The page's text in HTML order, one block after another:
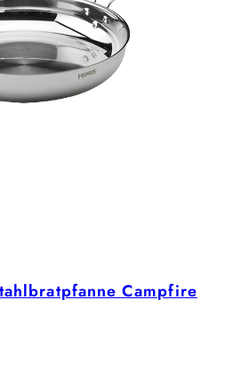
Campfire